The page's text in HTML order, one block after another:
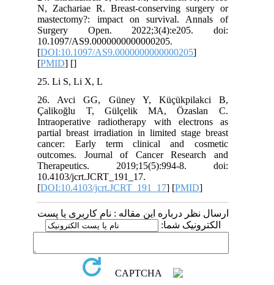
N, Zachariae R. Breast-conserving surgery or
mastectomy?: impact on survival. Annals of
Surgery Open. 2022;3(4):e205. doi:
10.1097/AS9.0000000000000205.
[DOI:10.1097/AS9.0000000000000205
[PMID] [
25. Li S, Li X, L
26. Avci GG, Güney Y, Küçükpilakci B,
Çalikoğlu T, Gülçelik MA, Özaslan C.
Intraoperative radiotherapy with electrons as
partial breast irradiation in limited stage breast
cancer: Early term clinical and cosmetic
outcomes. Journal of Cancer Research and
Therapeutics. 2019;15(5):994-8. doi:
10.4103/jcrt.JCRT_191_17.
[DOI:10.4103/jcrt.JCRT_191_17] [PMID
ارسال نظر درباره این مقاله : نام کاربری یا پست
الکترونیک شما: